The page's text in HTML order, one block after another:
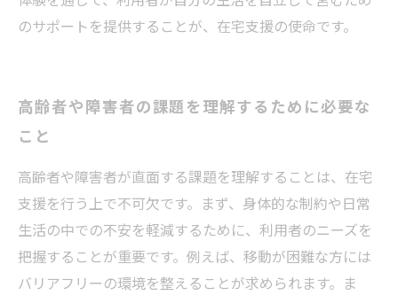
のサポートを提供することが、在宅支援の使命です。
高齢者や障害者の課題を理解するために必要な
こと
高齢者や障害者が直面する課題を理解することは、在宅
支援を行う上で不可欠です。まず、身体的な制約や日常
生活の中での不安を軽減するために、利用者のニーズを
把握することが重要です。例えば、移動が困難な方には
バリアフリーの環境を整えることが求められます。ま